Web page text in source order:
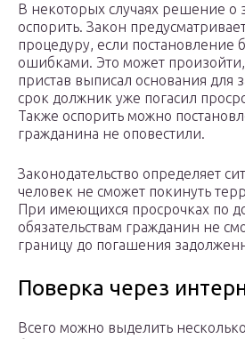
В некоторых случаях решение о
оспорить. Закон
процедуру, если
ошибками. Это может
пристав выписал основания для
срок должник уже погасил
Также оспорить можно
гражданина не оповестили.
Законодательство определяет
человек не сможет покинуть
При имеющихся просрочках по
обязательствам гражданин не
границу до погашения
Поверка через
Всего можно выделить